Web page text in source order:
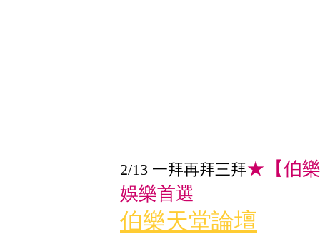
2/13 一拜再拜三拜★【伯
娛樂首選
伯樂天堂論壇